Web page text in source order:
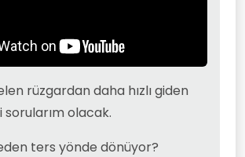
rüzgardan daha hızlı giden
sorularım olacak.
ters yönde dönüyor?